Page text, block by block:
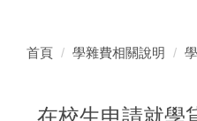
首頁 學雜費相關說明